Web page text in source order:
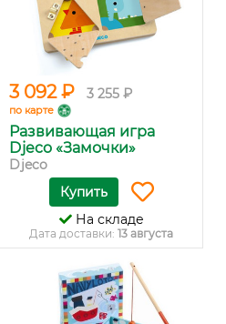
3 092 ₽ 3 255 ₽
по карте
Развивающая игра
Djeco «Замочки»
Djeco
Купить
На складе
Дата доставки: 13 августа